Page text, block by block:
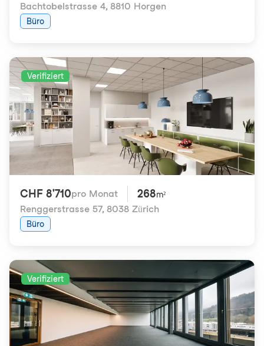
Bachtobelstrasse 4, 8810 Horgen
Büro
Verifiziert
CHF 8'710pro Monat 268m²
Renggerstrasse 57, 8038 Zürich
Büro
Verifiziert